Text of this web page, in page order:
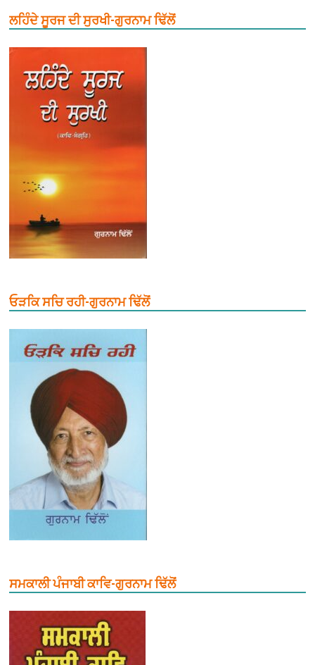
ਲਹਿੰਦੇ ਸੂਰਜ ਦੀ ਸੁਰਖੀ-ਗੁਰਨਾਮ ਢਿੱਲੋਂ
ਓੜਕਿ ਸਚਿ ਰਹੀ-ਗੁਰਨਾਮ ਢਿੱਲੋਂ
ਸਮਕਾਲੀ ਪੰਜਾਬੀ ਕਾਵਿ-ਗੁਰਨਾਮ ਢਿੱਲੋਂ